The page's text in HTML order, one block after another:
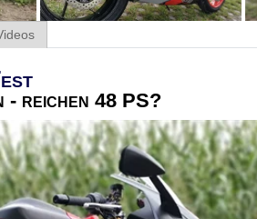
- reichen 48 PS?